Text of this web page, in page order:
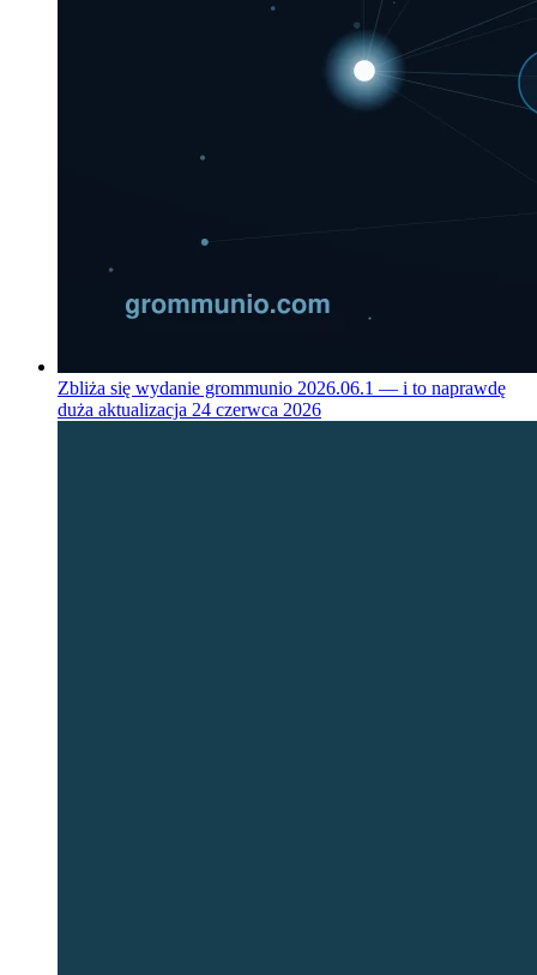
Zbliża się wydanie grommunio 2026.06.1 — i to naprawdę
duża aktualizacja 24 czerwca 2026